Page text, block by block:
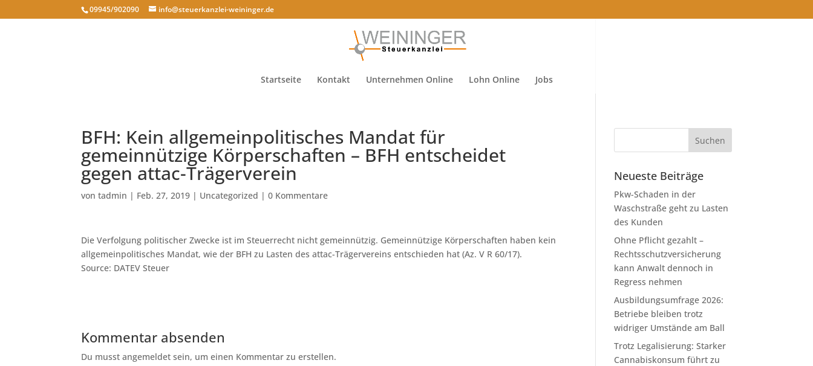
09945/902090 info@steuerkanzlei-weininger.de
Startseite Kontakt Unternehmen Online Lohn Online Jobs
BFH: Kein allgemeinpolitisches Mandat für
gemeinnützige Körperschaften – BFH entscheidet
gegen attac-Trägerverein
vontadmin | Feb. 27, 2019 | Uncategorized |0 Kommentare
Die Verfolgung politischer Zwecke ist im Steuerrecht nicht gemeinnützig. Gemeinnützige Körperschaften haben kein
allgemeinpolitisches Mandat, wie der BFH zu Lasten des attac-Trägervereins entschieden hat (Az. V R 60/17).
Source: DATEV Steuer
Kommentar absenden
Du musst angemeldet sein, um einen Kommentar zu erstellen.
Neueste Beiträge
Pkw-Schaden in der
Waschstraße geht zu Lasten
des Kunden
Ohne Pflicht gezahlt –
Rechtsschutzversicherung
kann Anwalt dennoch in
Regress nehmen
Ausbildungsumfrage 2026:
Betriebe bleiben trotz
widriger Umstände am Ball
Trotz Legalisierung: Starker
Cannabiskonsum führt zu